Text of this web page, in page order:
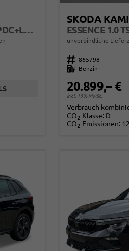
EXTRA SHZ+KLIMA+SMARTLINK+PDC+LED+TEMPOMAT
SKODA
ESSENCE 1.0
unverbindliche
Fahrzeugnr. 865798
Kraftstoff
Benzin
20.899,– €
incl. 19% MwSt.
Verbrauch
CO2-Klasse: D
CO2-Emissionen: